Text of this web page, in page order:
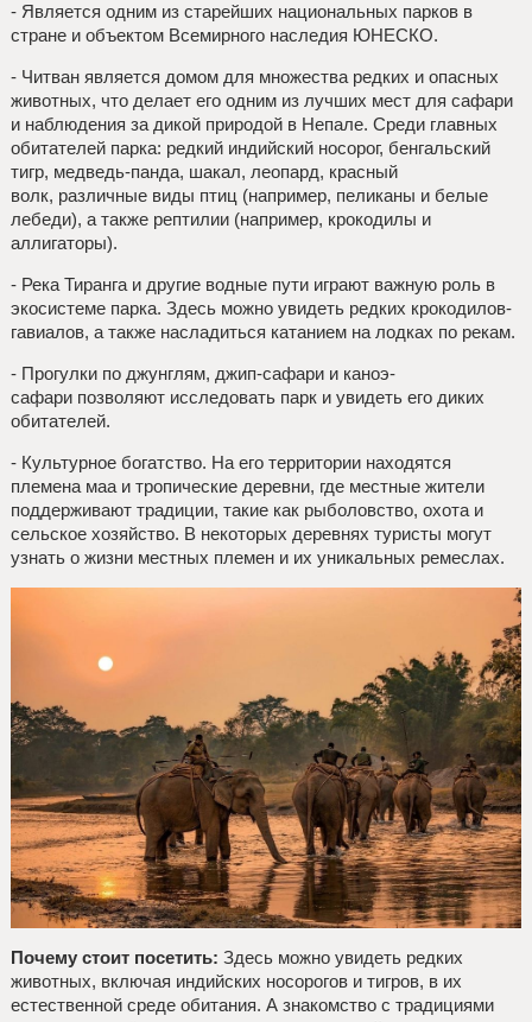
- Является одним из старейших национальных парков в
стране и объектом Всемирного наследия ЮНЕСКО.
- Читван является домом для множества редких и опасных
животных, что делает его одним из лучших мест для сафари
и наблюдения за дикой природой в Непале. Среди главных
обитателей парка: редкий индийский носорог, бенгальский
тигр, медведь-панда, шакал, леопард, красный
волк, различные виды птиц (например, пеликаны и белые
лебеди), а также рептилии (например, крокодилы и
аллигаторы).
- Река Тиранга и другие водные пути играют важную роль в
экосистеме парка. Здесь можно увидеть редких крокодилов-
гавиалов, а также насладиться катанием на лодках по рекам.
- Прогулки по джунглям, джип-сафари и каноэ-
сафари позволяют исследовать парк и увидеть его диких
обитателей.
- Культурное богатство. На его территории находятся
племена маа и тропические деревни, где местные жители
поддерживают традиции, такие как рыболовство, охота и
сельское хозяйство. В некоторых деревнях туристы могут
узнать о жизни местных племен и их уникальных ремеслах.
Почему стоит посетить: Здесь можно увидеть редких
животных, включая индийских носорогов и тигров, в их
естественной среде обитания. А знакомство с традициями